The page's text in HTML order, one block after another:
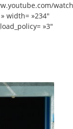
width= »234″
»3″